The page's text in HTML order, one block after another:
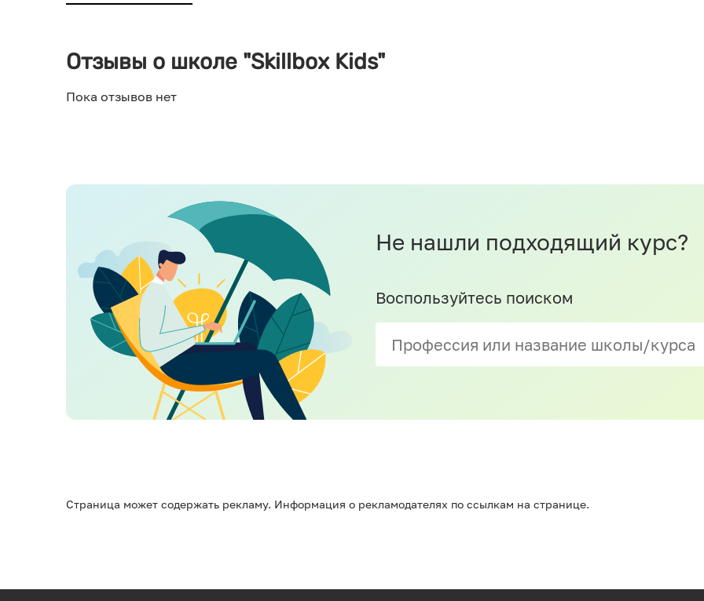
Отзывы о школе "Skillbox Kids"
Пока отзывов нет
Не нашли подходящий курс?
Воспользуйтесь поиском
Страница может содержать рекламу. Информация о рекламодателях по ссылкам на странице.